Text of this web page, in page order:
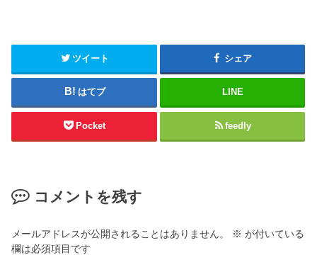
ツイート シェア
はてブ LINE
Pocket feedly
コメントを残す
メールアドレスが公開されることはありません。 ※ が付いている
欄は必須項目です